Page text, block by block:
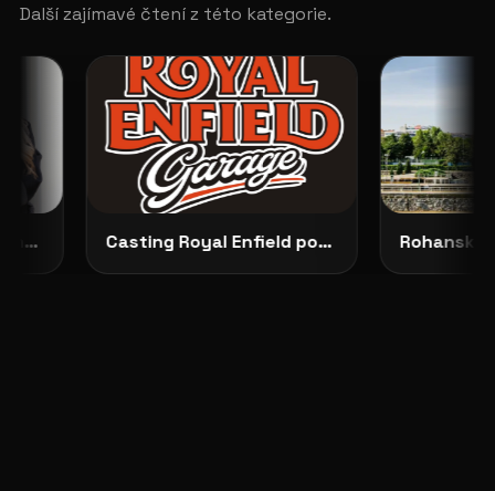
Další zajímavé čtení z této kategorie.
Casting Royal Enfield pokračuje: vybrané modelky budou opravdu vidět